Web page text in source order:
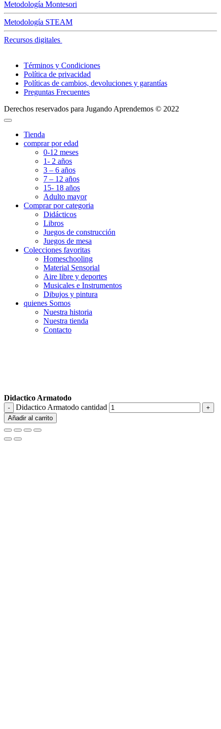
Metodología Montesori
Metodología STEAM
Recursos digitales
Términos y Condiciones
Política de privacidad
Políticas de cambios, devoluciones y garantías
Preguntas Frecuentes
Derechos reservados para Jugando Aprendemos © 2022
Tienda
comprar por edad
0-12 meses
1- 2 años
3 – 6 años
7 – 12 años
15- 18 años
Adulto mayor
Comprar por categoria
Didácticos
Libros
Juegos de construcción
Juegos de mesa
Colecciones favoritas
Homeschooling
Material Sensorial
Aire libre y deportes
Musicales e Instrumentos
Dibujos y pintura
quienes Somos
Nuestra historia
Nuestra tienda
Contacto
Didactico Armatodo
Didactico Armatodo cantidad
Añadir al carrito